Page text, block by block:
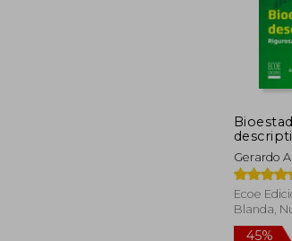
Gerardo
Ecoe
Blanda,